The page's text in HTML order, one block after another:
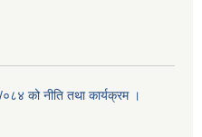
को नीति तथा कार्यक्रम ।